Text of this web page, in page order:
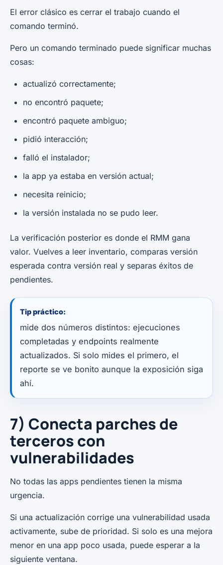
El error clásico es cerrar el trabajo cuando el
comando terminó.
Pero un comando terminado puede significar muchas
cosas:
actualizó correctamente;
no encontró paquete;
encontró paquete ambiguo;
pidió interacción;
falló el instalador;
la app ya estaba en versión actual;
necesita reinicio;
la versión instalada no se pudo leer.
La verificación posterior es donde el RMM gana
valor. Vuelves a leer inventario, comparas versión
esperada contra versión real y separas éxitos de
pendientes.
Tip práctico:
mide dos números distintos: ejecuciones
completadas y endpoints realmente
actualizados. Si solo mides el primero, el
reporte se ve bonito aunque la exposición siga
ahí.
7) Conecta parches de
terceros con
vulnerabilidades
No todas las apps pendientes tienen la misma
urgencia.
Si una actualización corrige una vulnerabilidad usada
activamente, sube de prioridad. Si solo es una mejora
menor en una app poco usada, puede esperar a la
siguiente ventana.